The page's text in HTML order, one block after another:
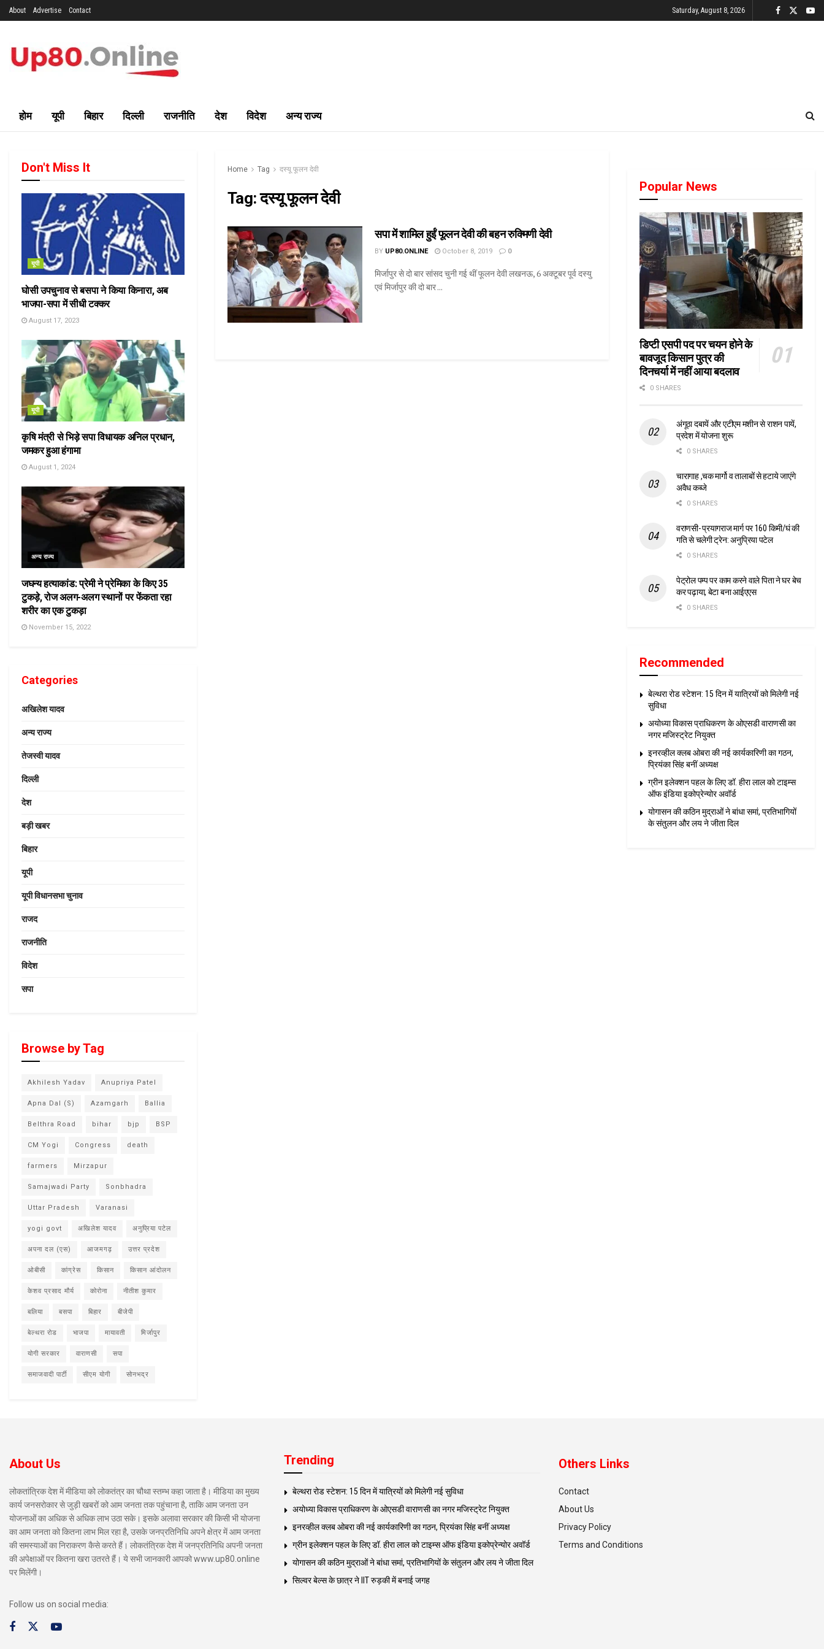
About Advertise Contact Saturday, August 8, 2026
होम यूपी बिहार दिल्ली राजनीति देश विदेश अन्य राज्य
Home Tag दस्यू फूलन देवी
Tag:दस्यू फूलन देवी
सपा में शामिल हुईं फूलन देवी की बहन रुक्मिणी देवी
BY UP80.ONLINE October 8, 2019 0
मिर्जापुर से दो बार सांसद चुनी गई थीं फूलन देवी लखनऊ, 6 अक्टूबर पूर्व दस्यु
एवं मिर्जापुर की दो बार ...
Don't Miss It
यूपी
घोसी उपचुनाव से बसपा ने किया किनारा, अब
भाजपा-सपा में सीधी टक्कर
August 17, 2023
यूपी
कृषि मंत्री से भिड़े सपा विधायक अनिल प्रधान,
जमकर हुआ हंगामा
August 1, 2024
अन्य राज्य
जघन्य हत्याकांड: प्रेमी ने प्रेमिका के किए 35
टुकड़े, रोज अलग-अलग स्थानों पर फेंकता रहा
शरीर का एक टुकड़ा
November 15, 2022
Categories
अखिलेश यादव
अन्य राज्य
तेजस्वी यादव
दिल्ली
देश
बड़ी खबर
बिहार
यूपी
यूपी विधानसभा चुनाव
राजद
राजनीति
विदेश
सपा
Browse by Tag
Akhilesh Yadav Anupriya Patel
Apna Dal (S) Azamgarh Ballia
Belthra Road bihar bjp BSP
CM Yogi Congress death
farmers Mirzapur
Samajwadi Party Sonbhadra
Uttar Pradesh Varanasi
yogi govt अखिलेश यादव अनुप्रिया पटेल
अपना दल (एस) आजमगढ़ उत्तर प्रदेश
ओबीसी कांग्रेस किसान किसान आंदोलन
केशव प्रसाद मौर्य कोरोना नीतीश कुमार
बलिया बसपा बिहार बीजेपी
बेल्थरा रोड भाजपा मायावती मिर्जापुर
योगी सरकार वाराणसी सपा
समाजवादी पार्टी सीएम योगी सोनभद्र
Popular News
डिप्टी एसपी पद पर चयन होने के
बावजूद किसान पुत्र की
दिनचर्या में नहीं आया बदलाव
0 SHARES
अंगूठा दबायें और एटीएम मशीन से राशन पायें,
प्रदेश में योजना शुरू
0 SHARES
चारागाह ,चक मार्गो व तालाबों से हटाये जाएंगे
अवैध कब्जे
0 SHARES
वराणसी- प्रयागराज मार्ग पर 160 किमी/घं की
गति से चलेगी ट्रेन: अनुप्रिया पटेल
0 SHARES
पेट्रोल पम्प पर काम करने वाले पिता ने घर बेच
कर पढ़ाया, बेटा बना आईएएस
0 SHARES
Recommended
बेल्थरा रोड स्टेशन: 15 दिन में यात्रियों को मिलेगी नई
सुविधा
अयोध्या विकास प्राधिकरण के ओएसडी वाराणसी का
नगर मजिस्ट्रेट नियुक्त
इनरव्हील क्लब ओबरा की नई कार्यकारिणी का गठन,
प्रियंका सिंह बनीं अध्यक्ष
ग्रीन इलेक्शन पहल के लिए डॉ. हीरा लाल को टाइम्स
ऑफ इंडिया इकोप्रेन्योर अवॉर्ड
योगासन की कठिन मुद्राओं ने बांधा समां, प्रतिभागियों
के संतुलन और लय ने जीता दिल
About Us
लोकतांत्रिक देश में मीडिया को लोकतंत्र का चौथा स्तम्भ कहा जाता है। मीडिया का मुख्य
कार्य जनसरोकार से जुड़ी खबरों को आम जनता तक पहुंचाना है, ताकि आम जनता उन
योजनाओं का अधिक से अधिक लाभ उठा सके। इसके अलावा सरकार की किसी भी योजना
का आम जनता को कितना लाभ मिल रहा है, उसके जनप्रतिनिधि अपने क्षेत्र में आम जनता
की समस्याओं का निराकरण कैसे करते हैं। लोकतंत्रिक देश में जनप्रतिनिधि अपनी जनता
की अपेक्षाओं पर कितना खरा उतरते हैं। ये सभी जानकारी आपको www.up80.online
पर मिलेंगी।
Follow us on social media:
Trending
बेल्थरा रोड स्टेशन: 15 दिन में यात्रियों को मिलेगी नई सुविधा
अयोध्या विकास प्राधिकरण के ओएसडी वाराणसी का नगर मजिस्ट्रेट नियुक्त
इनरव्हील क्लब ओबरा की नई कार्यकारिणी का गठन, प्रियंका सिंह बनीं अध्यक्ष
ग्रीन इलेक्शन पहल के लिए डॉ. हीरा लाल को टाइम्स ऑफ इंडिया इकोप्रेन्योर अवॉर्ड
योगासन की कठिन मुद्राओं ने बांधा समां, प्रतिभागियों के संतुलन और लय ने जीता दिल
सिल्वर बेल्स के छात्र ने IIT रुड़की में बनाई जगह
Others Links
Contact
About Us
Privacy Policy
Terms and Conditions